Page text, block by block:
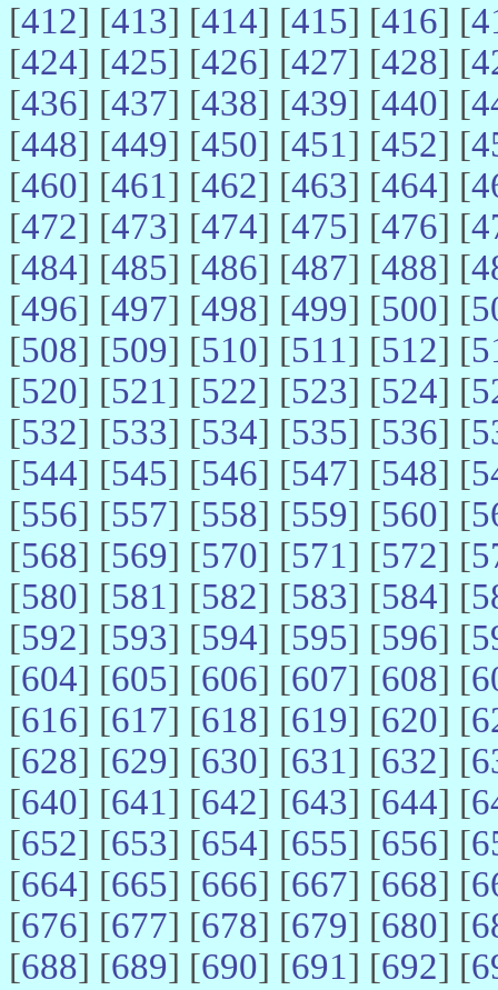
[412] [413] [414] [415] [416] [
[424] [425] [426] [427] [428] [
[436] [437] [438] [439] [440] [
[448] [449] [450] [451] [452] [
[460] [461] [462] [463] [464] [
[472] [473] [474] [475] [476] [
[484] [485] [486] [487] [488] [
[496] [497] [498] [499] [500] [
[508] [509] [510] [511] [512] [
[520] [521] [522] [523] [524] [
[532] [533] [534] [535] [536] [
[544] [545] [546] [547] [548] [
[556] [557] [558] [559] [560] [
[568] [569] [570] [571] [572] [
[580] [581] [582] [583] [584] [
[592] [593] [594] [595] [596] [
[604] [605] [606] [607] [608] [
[616] [617] [618] [619] [620] [
[628] [629] [630] [631] [632] [
[640] [641] [642] [643] [644] [
[652] [653] [654] [655] [656] [
[664] [665] [666] [667] [668] [
[676] [677] [678] [679] [680] [
[688] [689] [690] [691] [692] [